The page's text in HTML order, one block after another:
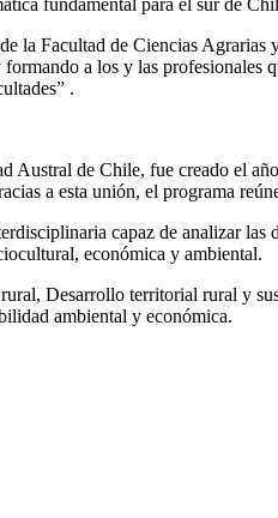
fundamental para el sur de
la Facultad de Ciencias
a los y las
.
Austral de Chile, fue creado el
a esta unión, el programa
capaz de analizar
económica y ambiental.
Desarrollo territorial rural y
ambiental y económica.